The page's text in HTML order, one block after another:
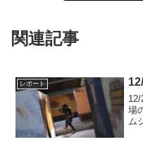
関連記事
レポート
場
ム